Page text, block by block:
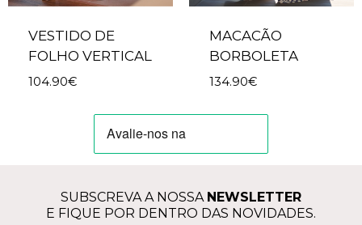
VESTIDO DE
FOLHO VERTICAL
104.90€
MACACÃO
BORBOLETA
134.90€
SUBSCREVA A NOSSA NEWSLETTER
E FIQUE POR DENTRO DAS NOVIDADES.